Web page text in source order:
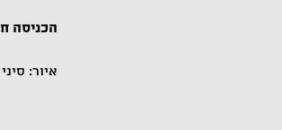
הכניסה
איור: